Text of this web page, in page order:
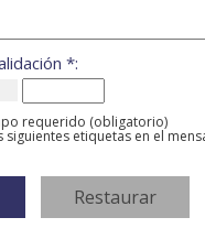
*:
requerido (obligatorio)
siguientes etiquetas en el